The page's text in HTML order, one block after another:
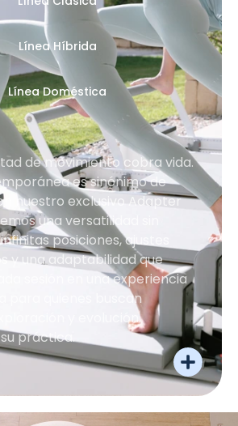
Línea Híbrida
Línea Doméstica
de movimiento cobra vida.
es sinónimo de
nuestro exclusivo Adapter
una versatilidad sin
posiciones, ajustes
y una adaptabilidad que
sesión en una experiencia
para quienes buscan
y evolución
práctica.